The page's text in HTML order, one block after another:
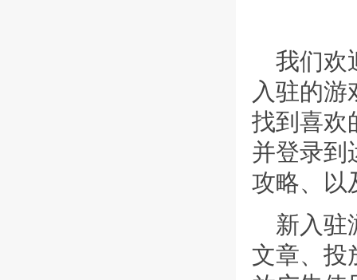
我们欢
入驻的
找到喜欢
并登录到
攻略、以
新入驻
文章、投